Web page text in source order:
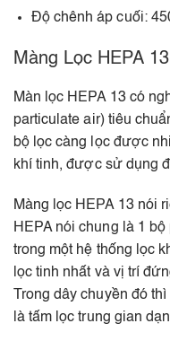
Độ chênh áp cuối:
Màng Lọc HEPA
Màn lọc HEPA 13 có
particulate air) tiêu
bộ lọc càng lọc được
khí tinh, được sử dụng
Màng lọc HEPA 13 nói
HEPA nói chung là 1
trong một hệ thống lọc
lọc tinh nhất và vị trí
Trong dây chuyền đó
là tấm lọc trung gian